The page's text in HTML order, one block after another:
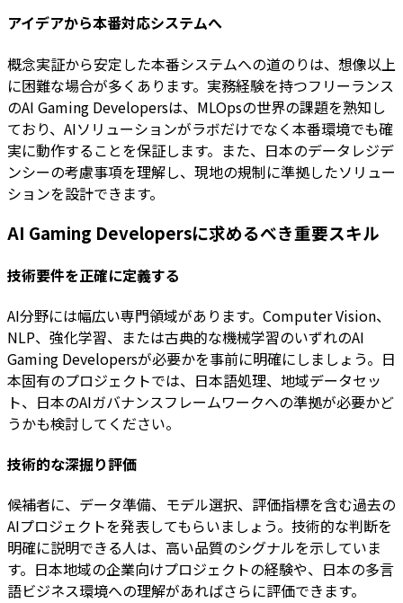
アイデアから本番対応システムへ
概念実証から安定した本番システムへの道のりは、想像以上
に困難な場合が多くあります。実務経験を持つフリーランス
のAI Gaming Developersは、MLOpsの世界の課題を熟知し
ており、AIソリューションがラボだけでなく本番環境でも確
実に動作することを保証します。また、日本のデータレジデ
ンシーの考慮事項を理解し、現地の規制に準拠したソリュー
ションを設計できます。
AI Gaming Developersに求めるべき重要スキル
技術要件を正確に定義する
AI分野には幅広い専門領域があります。Computer Vision、
NLP、強化学習、または古典的な機械学習のいずれのAI
Gaming Developersが必要かを事前に明確にしましょう。日
本固有のプロジェクトでは、日本語処理、地域データセッ
ト、日本のAIガバナンスフレームワークへの準拠が必要かど
うかも検討してください。
技術的な深掘り評価
候補者に、データ準備、モデル選択、評価指標を含む過去の
AIプロジェクトを発表してもらいましょう。技術的な判断を
明確に説明できる人は、高い品質のシグナルを示していま
す。日本地域の企業向けプロジェクトの経験や、日本の多言
語ビジネス環境への理解があればさらに評価できます。